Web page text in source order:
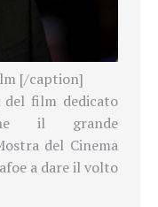
[/caption]
film dedicato
il grande
del Cinema
a dare il volto